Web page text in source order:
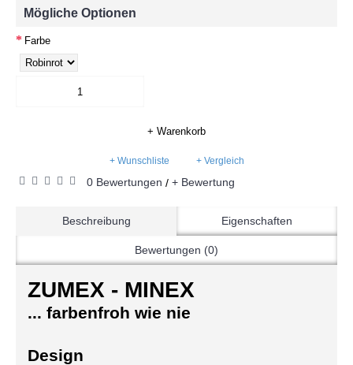
Mögliche Optionen
Farbe
+ Warenkorb
+ Wunschliste + Vergleich
0 Bewertungen / + Bewertung
Beschreibung Eigenschaften
Bewertungen (0)
ZUMEX - MINEX
... farbenfroh wie nie
Design